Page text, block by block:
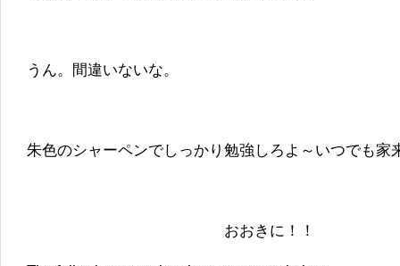
うん。間違いないな。
朱色のシャーペンでしっかり勉強しろよ～いつでも家
おおきに！！